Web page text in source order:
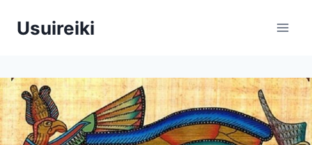
Usuireiki